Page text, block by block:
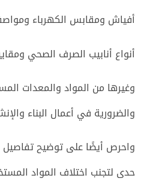
أفياش ومقابس الكهرباء
أنواع أنابيب الصرف الصحي
وغيرها من المواد والمعدات
والضرورية في أعمال البناء
واحرص أيضًا على توضيح
حدى لتجنب اختلاف المواد